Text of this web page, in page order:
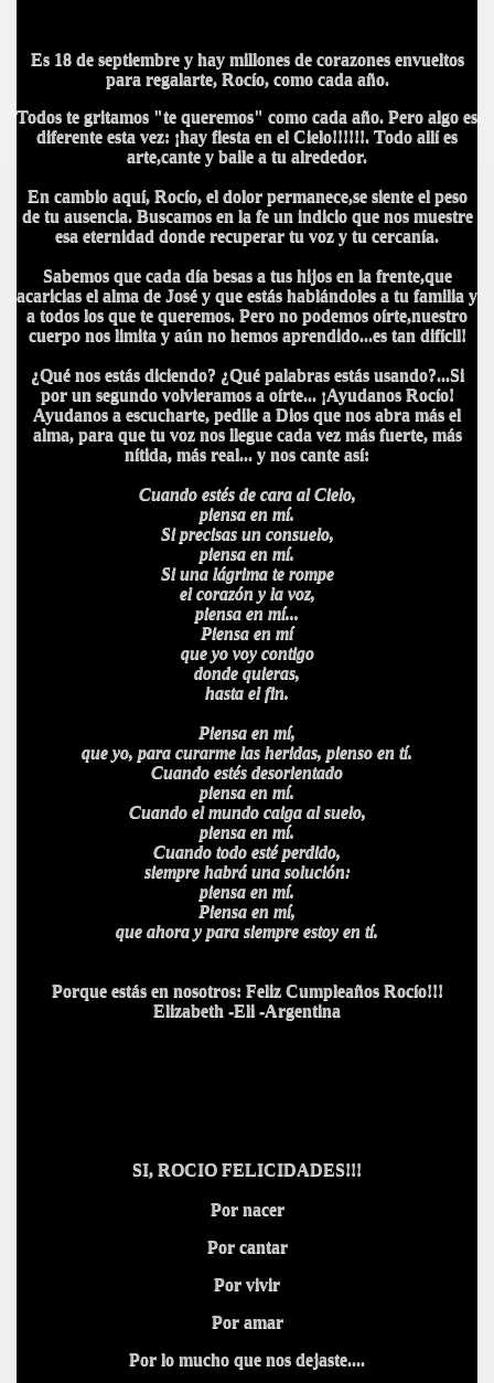
Es 18 de septiembre y hay millones de corazones envueltos
para regalarte, Rocío, como cada año.
Todos te gritamos "te queremos" como cada año. Pero algo es
diferente esta vez: ¡hay fiesta en el Cielo!!!!!!. Todo allí es
arte,cante y baile a tu alrededor.
En cambio aquí, Rocío, el dolor permanece,se siente el peso
de tu ausencia. Buscamos en la fe un indicio que nos muestre
esa eternidad donde recuperar tu voz y tu cercanía.
Sabemos que cada día besas a tus hijos en la frente,que
acaricias el alma de José y que estás hablándoles a tu familia y
a todos los que te queremos. Pero no podemos oírte,nuestro
cuerpo nos limita y aún no hemos aprendido...es tan difícil!
¿Qué nos estás diciendo? ¿Qué palabras estás usando?...Si
por un segundo volvieramos a oírte... ¡Ayudanos Rocío!
Ayudanos a escucharte, pedile a Dios que nos abra más el
alma, para que tu voz nos llegue cada vez más fuerte, más
nítida, más real... y nos cante así:
Cuando estés de cara al Cielo,
piensa en mí.
Si precisas un consuelo,
piensa en mí.
Si una lágrima te rompe
el corazón y la voz,
piensa en mí...
Piensa en mí
que yo voy contigo
donde quieras,
hasta el fin.
Piensa en mí,
que yo, para curarme las heridas, pienso en tí.
Cuando estés desorientado
piensa en mí.
Cuando el mundo caiga al suelo,
piensa en mí.
Cuando todo esté perdido,
siempre habrá una solución:
piensa en mí.
Piensa en mí,
que ahora y para siempre estoy en tí.
Porque estás en nosotros: Feliz Cumpleaños Rocío!!!
Elizabeth -Eli -Argentina
SI, ROCIO FELICIDADES!!!
Por nacer
Por cantar
Por vivir
Por amar
Por lo mucho que nos dejaste....